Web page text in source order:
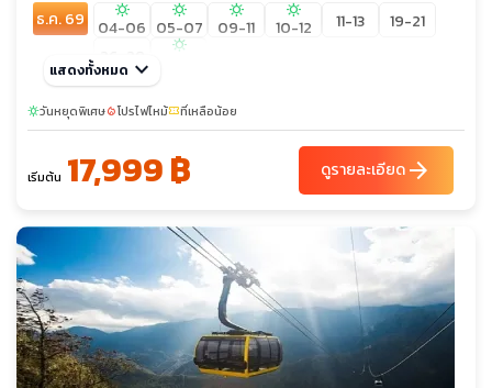
ธ.ค. 69
sunny
04-06
sunny
05-07
sunny
09-11
sunny
10-12 11-13
19-21
sunny
ม.ค. 70
02-04
แสดงทั้งหมด keyboard_arrow_down
sunnyวันหยุดพิเศษlocal_fire_departmentโปรไฟไหม้confirmation_numberที่เหลือน้อย
เริ่มต้น 17,999 ฿ ดูรายละเอียดarrow_forward